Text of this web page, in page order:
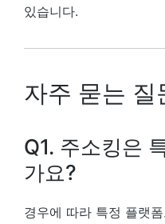
있습니다.
자주 묻는 질
Q1. 주소킹은
가요?
경우에 따라 특정 플랫